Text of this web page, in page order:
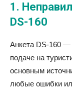
1.
DS-160
Анкета DS-160 —
подаче на
основным
любые ошибки